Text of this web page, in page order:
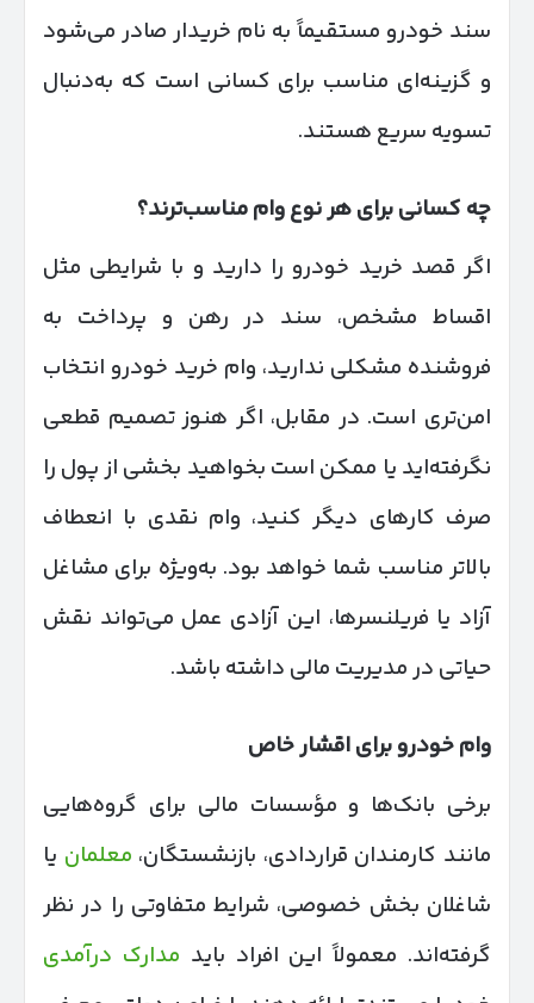
سند خودرو مستقیماً به نام خریدار صادر می‌شود
و گزینه‌ای مناسب برای کسانی است که به‌دنبال
تسویه سریع هستند.
چه کسانی برای هر نوع وام مناسب‌ترند؟
اگر قصد خرید خودرو را دارید و با شرایطی مثل
اقساط مشخص، سند در رهن و پرداخت به
فروشنده مشکلی ندارید، وام خرید خودرو انتخاب
امن‌تری است. در مقابل، اگر هنوز تصمیم قطعی
نگرفته‌اید یا ممکن است بخواهید بخشی از پول را
صرف کارهای دیگر کنید، وام نقدی با انعطاف
بالاتر مناسب شما خواهد بود. به‌ویژه برای مشاغل
آزاد یا فریلنسرها، این آزادی عمل می‌تواند نقش
حیاتی در مدیریت مالی داشته باشد.
وام خودرو برای اقشار خاص
برخی بانک‌ها و مؤسسات مالی برای گروه‌هایی
مانند کارمندان قراردادی، بازنشستگان، معلمان یا
شاغلان بخش خصوصی، شرایط متفاوتی را در نظر
گرفته‌اند. معمولاً این افراد باید مدارک درآمدی